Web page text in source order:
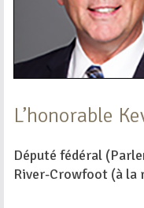
L’honorable
Député fédéral
River-Crowfoot (à la